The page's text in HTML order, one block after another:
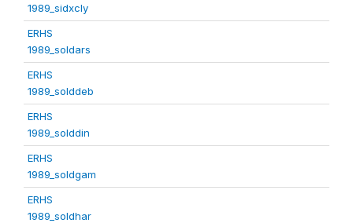
1989_sidxcly
ERHS
1989_soldars
ERHS
1989_solddeb
ERHS
1989_solddin
ERHS
1989_soldgam
ERHS
1989_soldhar